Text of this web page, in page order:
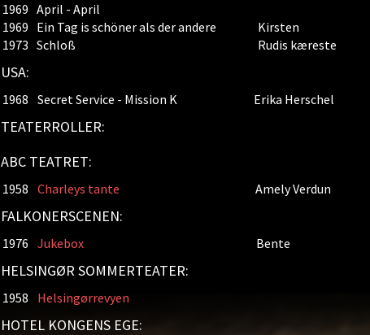
1969 April - April
1969 Ein Tag is schöner als der andere
Kirsten
1973 Schloß Rudis kæreste
USA:
1968 Secret Service - Mission K Erika Herschel
TEATERROLLER:
ABC TEATRET:
1958 Charleys tante Amely Verdun
FALKONERSCENEN:
1976 Jukebox Bente
HELSINGØR SOMMERTEATER:
1958 Helsingørrevyen
HOTEL KONGENS EGE: